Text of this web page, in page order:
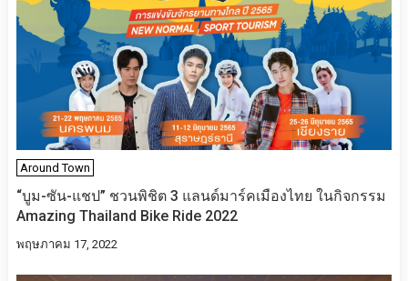
Around Town
“บูม-ซัน-แชป” ชวนพิชิต 3 แลนด์มาร์คเมืองไทย ในกิจกรรม​
Amazing Thailand Bike Ride 2022
พฤษภาคม 17, 2022